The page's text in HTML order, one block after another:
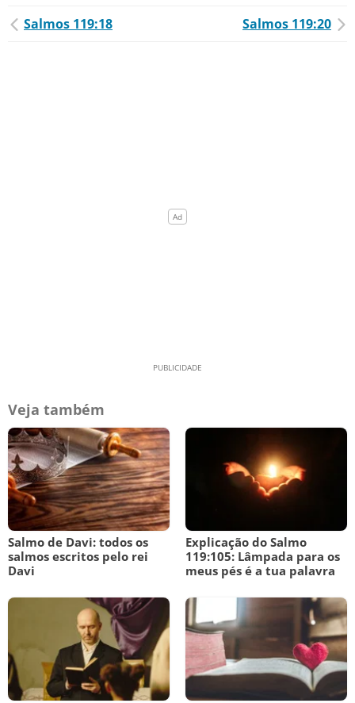
Salmos 119:18 Salmos 119:20
Veja também
Salmo de Davi: todos os
salmos escritos pelo rei
Davi
Explicação do Salmo
119:105: Lâmpada para os
meus pés é a tua palavra